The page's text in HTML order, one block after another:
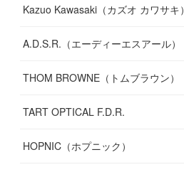
Kazuo Kawasaki（カズオ カワサキ）
A.D.S.R.（エーディーエスアール）
THOM BROWNE（トムブラウン）
TART OPTICAL F.D.R.
HOPNIC（ホプニック）